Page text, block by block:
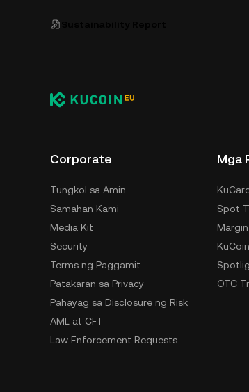
Corporate
Tungkol sa Amin
Samahan Kami
Media Kit
Security
Terms ng Paggamit
Patakaran sa Privacy
Pahayag sa Disclosure ng Risk
AML at CFT
Law Enforcement Requests
Mga
Spot
OTC